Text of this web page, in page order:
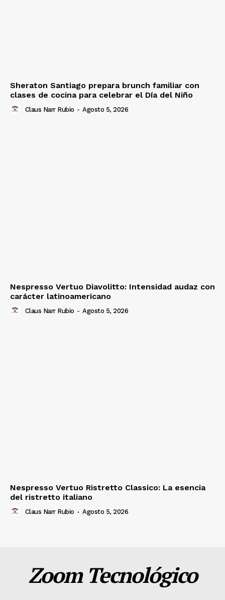
Sheraton Santiago prepara brunch familiar con
clases de cocina para celebrar el Día del Niño
Claus Narr Rubio - Agosto 5, 2026
Nespresso Vertuo Diavolitto: Intensidad audaz con
carácter latinoamericano
Claus Narr Rubio - Agosto 5, 2026
Nespresso Vertuo Ristretto Classico: La esencia
del ristretto italiano
Claus Narr Rubio - Agosto 5, 2026
Zoom Tecnológico